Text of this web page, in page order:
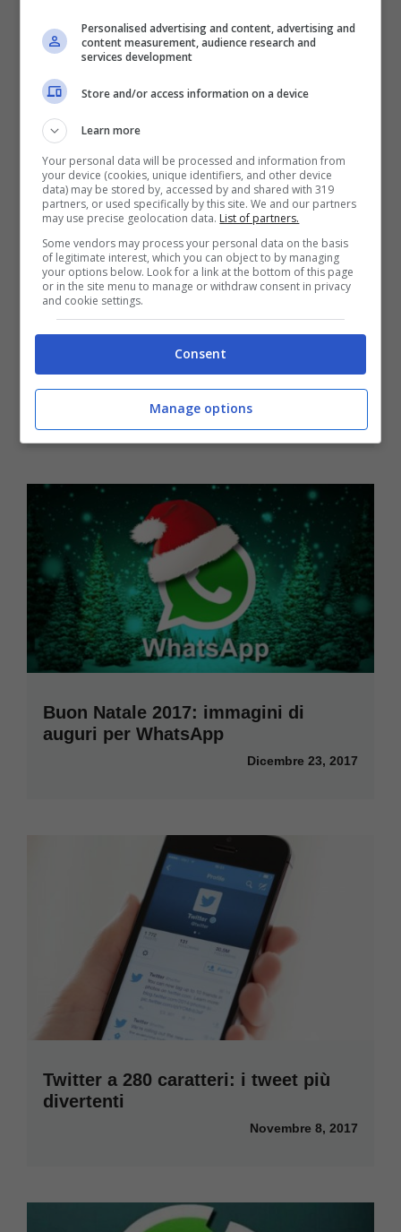
Dicembre 30, 2017
Buon Natale 2017: GIF di auguri per
Dicembre 24, 2017
Buon Natale 2017: immagini di
auguri per WhatsApp
Dicembre 23, 2017
Twitter a 280 caratteri: i tweet più
divertenti
Novembre 8, 2017
Personalised advertising and content, advertising and
content measurement, audience research and
services development
Store and/or access information on a device
Learn more
Your personal data will be processed and information from
your device (cookies, unique identifiers, and other device
data) may be stored by, accessed by and shared with 319
partners, or used specifically by this site. We and our partners
may use precise geolocation data. List of partners.
Some vendors may process your personal data on the basis
of legitimate interest, which you can object to by managing
your options below. Look for a link at the bottom of this page
or in the site menu to manage or withdraw consent in privacy
and cookie settings.
Consent
Manage options